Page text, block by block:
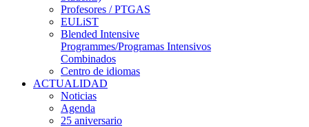
Profesores / PTGAS
EULiST
Blended Intensive
Programmes/Programas Intensivos
Combinados
Centro de idiomas
ACTUALIDAD
Noticias
Agenda
25 aniversario